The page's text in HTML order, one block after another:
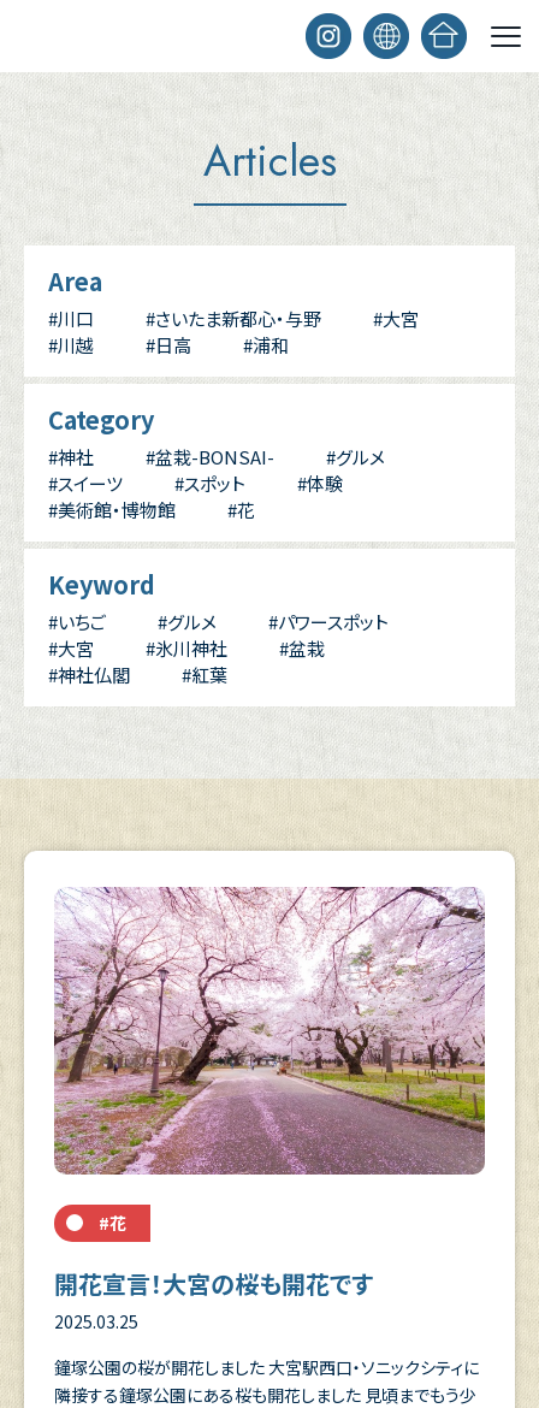
Articles
Area
#川口 #さいたま新都心・与野
#大宮
#川越
#日高 #浦和
Category
#神社 #盆栽-BONSAI-
#グルメ
#スイーツ
#スポット
#体験
#美術館・博物館
#花
Keyword
#いちご #グルメ
#パワースポット
#大宮
#氷川神社
#盆栽
#神社仏閣
#紅葉
#花
開花宣言！大宮の桜も開花です
2025.03.25
鐘塚公園の桜が開花しました 大宮駅西口・ソニックシティに
隣接する鐘塚公園にある桜も開花しました 見頃までもう少